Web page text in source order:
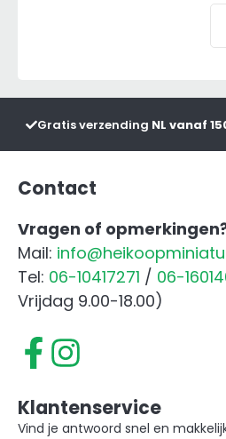
Gratis verzending NL vanaf
Contact
Vragen of
Mail:
Tel: 06-10417271 / 06-
Vrijdag 9.00-18.00)
Klantenservice
Vind je antwoord snel en